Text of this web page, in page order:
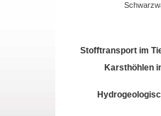
Stofftransport im
Karsthöhlen